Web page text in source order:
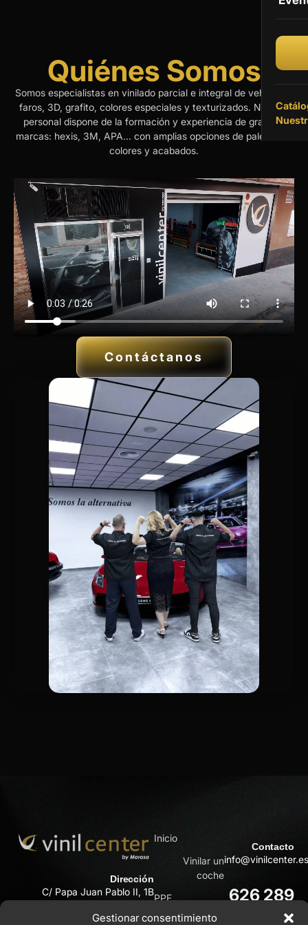
Gestionar consentimiento
Quiénes Somos
Somos especialistas en vinilado parcial e integral de vehículos,
faros, 3D, grafito, colores especiales y texturizados. Nuestro
personal dispone de la formación y experiencia de grandes
marcas: hexis, 3M, APA... con amplias opciones de paletas de
colores y acabados.
Contáctanos
Dirección
C/ Papa Juan Pablo II, 1B
(Murcia)
Inicio
Vinilar un
coche
PPF
Tienda
Contacto
info@vinilcenter.es
626 289
714